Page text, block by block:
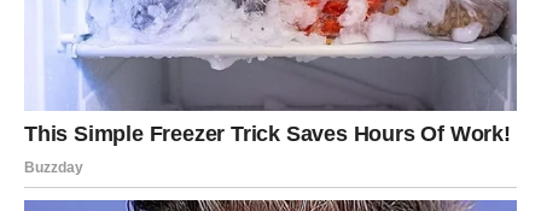
promeniti raspoloženje.
Vodolija
Vodolije danas očekuje mnogo uzbuđenja. Ljubavni život
dobija potpuno novi pravac.